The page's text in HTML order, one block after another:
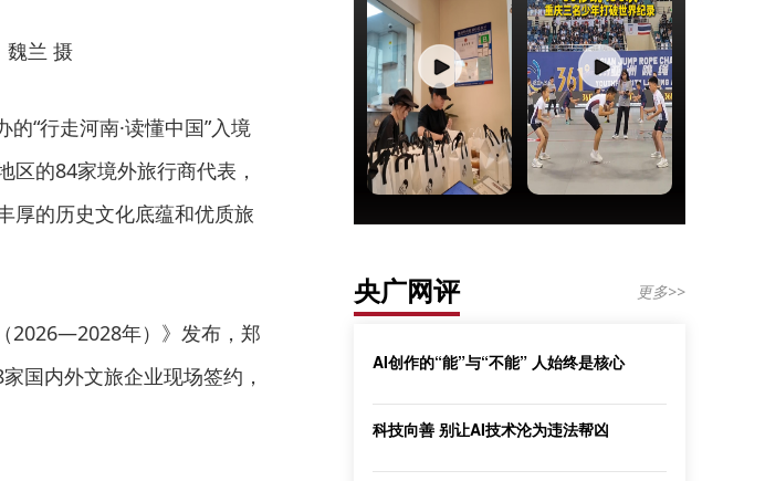
魏兰 摄
“行走河南·读懂中国”入境
的84家境外旅行商代表，
厚的历史文化底蕴和优质旅
2026—2028年）》发布，郑
国内外文旅企业现场签约，
央广网评 更多>>
AI创作的“能”与“不能” 人始终是核心
科技向善 别让AI技术沦为违法帮凶